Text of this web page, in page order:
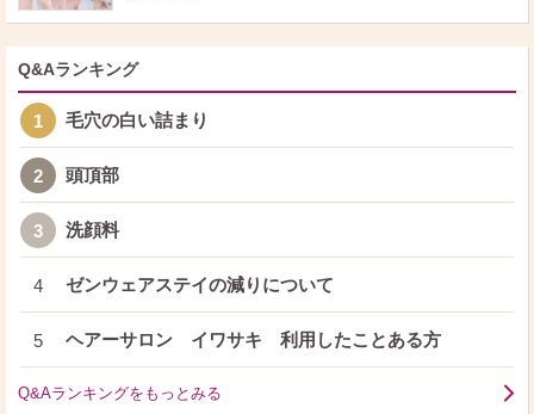
Q&Aランキング
1 毛穴の白い詰まり
2 頭頂部
3 洗顔料
4 ゼンウェアステイの減りについて
5 ヘアーサロン イワサキ 利用したことある方
Q&Aランキングをもっとみる